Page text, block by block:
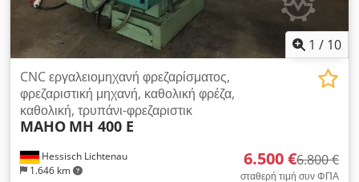
1 / 10
Hessisch Lichtenau
1.646 km
CNC εργαλειομηχανή φρεζαρίσματος,
φρεζαριστική μηχανή, καθολική φρέζα,
καθολική, τρυπάνι-φρεζαριστικ
MAHO MH 400 E
6.500 €6.800 €
σταθερή τιμή συν ΦΠΑ